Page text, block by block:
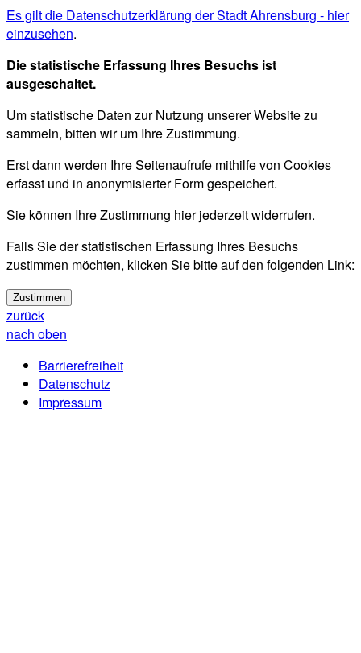
Es gilt die Datenschutzerklärung der Stadt Ahrensburg - hier
einzusehen.
Die statistische Erfassung Ihres Besuchs ist
ausgeschaltet.
Um statistische Daten zur Nutzung unserer Website zu
sammeln, bitten wir um Ihre Zustimmung.
Erst dann werden Ihre Seitenaufrufe mithilfe von Cookies
erfasst und in anonymisierter Form gespeichert.
Sie können Ihre Zustimmung hier jederzeit widerrufen.
Falls Sie der statistischen Erfassung Ihres Besuchs
zustimmen möchten, klicken Sie bitte auf den folgenden Link:
Zustimmen
zurück
nach oben
Barrierefreiheit
Datenschutz
Impressum